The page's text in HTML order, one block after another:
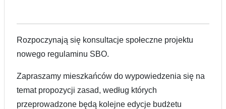
Rozpoczynają się konsultacje społeczne projektu
nowego regulaminu SBO.
Zapraszamy mieszkańców do wypowiedzenia się na
temat propozycji zasad, według których
przeprowadzone będą kolejne edycje budżetu